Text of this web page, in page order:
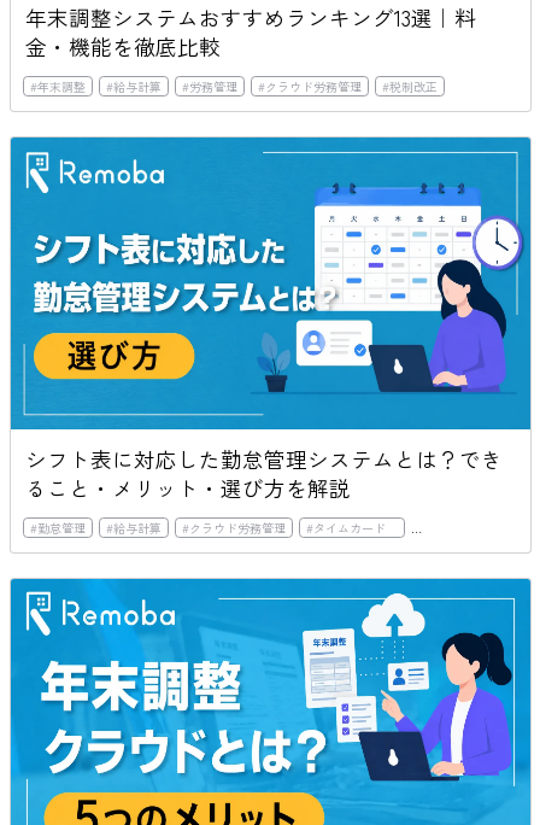
年末調整システムおすすめランキング13選｜料
金・機能を徹底比較
#年末調整 #給与計算 #労務管理 #クラウド労務管理 #税制改正
シフト表に対応した勤怠管理システムとは？でき
ること・メリット・選び方を解説
#勤怠管理 #給与計算 #クラウド労務管理 #タイムカード #